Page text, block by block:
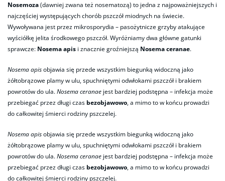
Nosemoza(dawniej zwana też nosematozą) to jedna z najpoważniejszych i
najczęściej występujących chorób pszczół miodnych na świecie.
Wywoływana jest przez mikrosporydia – pasożytnicze grzyby atakujące
wyściółkę jelita środkowego pszczół. Wyróżniamy dwa główne gatunki
sprawcze: Nosema apis i znacznie groźniejszą Nosema ceranae.
Nosema apisobjawia się przede wszystkim biegunką widoczną jako
żółtobrązowe plamy w ulu, spuchniętymi odwłokami pszczół i brakiem
powrotów do ula.Nosema ceranae jest bardziej podstępna – infekcja może
przebiegać przez długi czas bezobjawowo, a mimo to w końcu prowadzi
do całkowitej śmierci rodziny pszczelej.
Nosema apisobjawia się przede wszystkim biegunką widoczną jako
żółtobrązowe plamy w ulu, spuchniętymi odwłokami pszczół i brakiem
powrotów do ula.Nosema ceranae jest bardziej podstępna – infekcja może
przebiegać przez długi czas bezobjawowo, a mimo to w końcu prowadzi
do całkowitej śmierci rodziny pszczelej.